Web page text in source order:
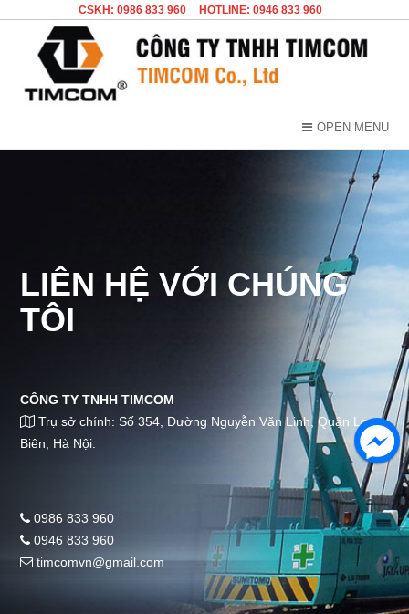
CSKH: 0986 833 960 HOTLINE: 0946 833 960
OPEN MENU
LIÊN HỆ VỚI CHÚNG
TÔI
CÔNG TY TNHH TIMCOM
Trụ sở chính: Số 354, Đường Nguyễn Văn Linh, Quận Long
Biên, Hà Nội.
0986 833 960
0946 833 960
timcomvn@gmail.com